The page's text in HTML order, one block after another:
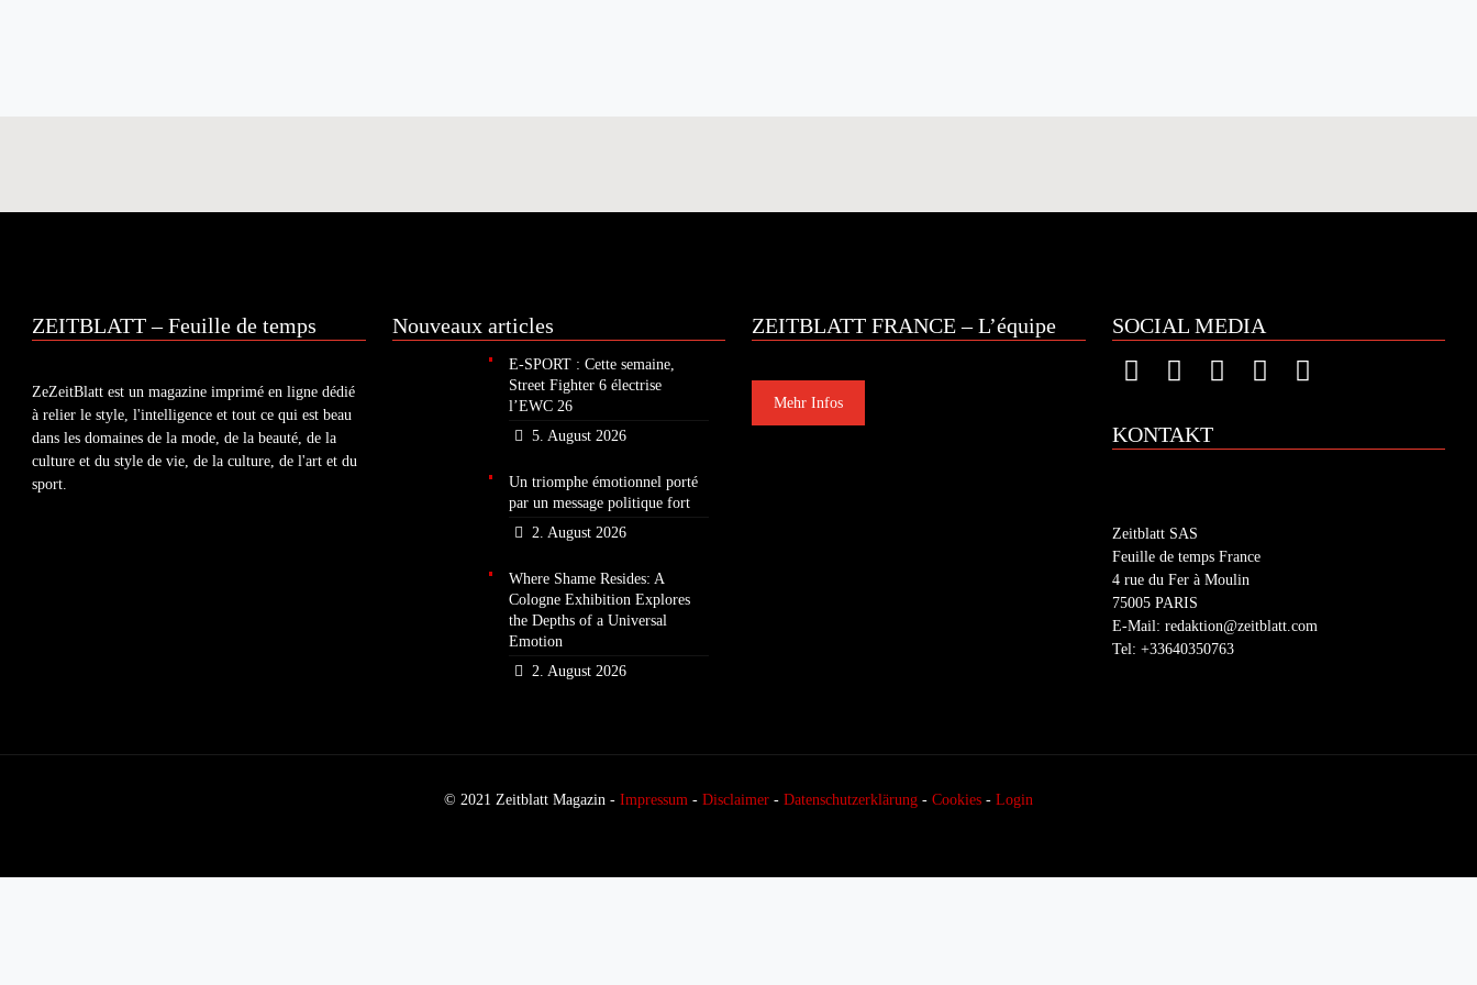
ZEITBLATT – Feuille de temps
ZeZeitBlatt est un magazine imprimé en ligne dédié
à relier le style, l'intelligence et tout ce qui est beau
dans les domaines de la mode, de la beauté, de la
culture et du style de vie, de la culture, de l'art et du
sport.
Nouveaux articles
E-SPORT : Cette semaine,
Street Fighter 6 électrise
l’EWC 26
5. August 2026
Un triomphe émotionnel porté
par un message politique fort
2. August 2026
Where Shame Resides: A
Cologne Exhibition Explores
the Depths of a Universal
Emotion
2. August 2026
ZEITBLATT FRANCE – L’équipe
Mehr Infos
SOCIAL MEDIA
KONTAKT
Zeitblatt SAS
Feuille de temps France
4 rue du Fer à Moulin
75005 PARIS
E-Mail: redaktion@zeitblatt.com
Tel: +33640350763
© 2021 Zeitblatt Magazin - Impressum - Disclaimer - Datenschutzerklärung - Cookies - Login